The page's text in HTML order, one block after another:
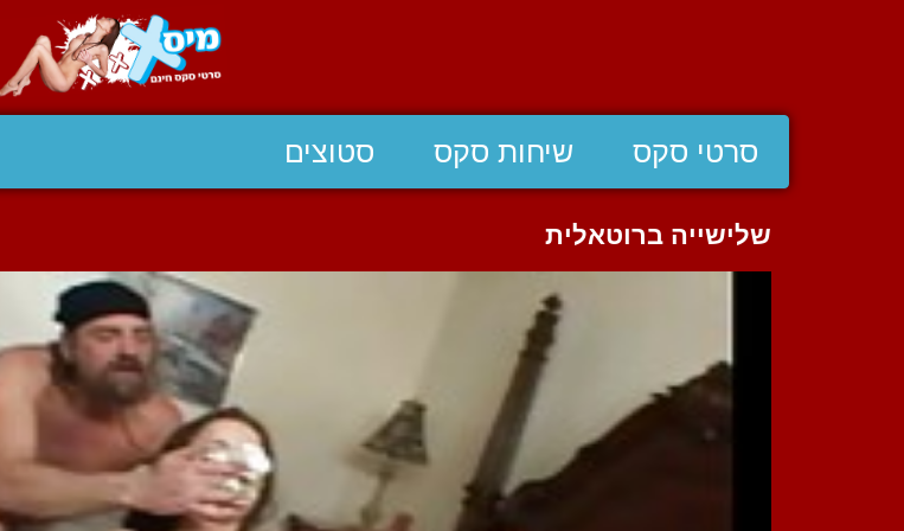
סרטי סקס שיחות סקס סטוצים
שלישייה ברוטאלית